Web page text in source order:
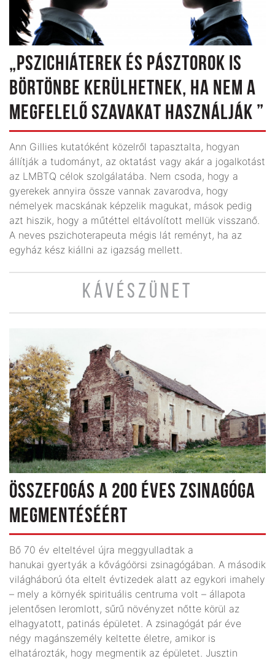
„PSZICHIÁTEREK ÉS PÁSZTOROK IS
BÖRTÖNBE KERÜLHETNEK, HA NEM A
MEGFELELŐ SZAVAKAT HASZNÁLJÁK ”
Ann Gillies kutatóként közelről tapasztalta, hogyan
állítják a tudományt, az oktatást vagy akár a jogalkotást
az LMBTQ célok szolgálatába. Nem csoda, hogy a
gyerekek annyira össze vannak zavarodva, hogy
némelyek macskának képzelik magukat, mások pedig
azt hiszik, hogy a műtéttel eltávolított mellük visszanő.
A neves pszichoterapeuta mégis lát reményt, ha az
egyház kész kiállni az igazság mellett.
KÁVÉSZÜNET
ÖSSZEFOGÁS A 200 ÉVES ZSINAGÓGA
MEGMENTÉSÉÉRT
Bő 70 év elteltével újra meggyulladtak a
hanukai gyertyák a kővágóörsi zsinagógában. A második
világháború óta eltelt évtizedek alatt az egykori imahely
– mely a környék spirituális centruma volt – állapota
jelentősen leromlott, sűrű növényzet nőtte körül az
elhagyatott, patinás épületet. A zsinagógát pár éve
négy magánszemély keltette életre, amikor is
elhatározták, hogy megmentik az épületet. Jusztin